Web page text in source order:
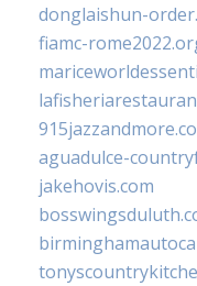
donglaishun-
fiamc-
aguadulce-
jakehovis.com